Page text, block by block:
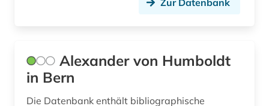
components (1)
Zur Datenbank
Alexander von Humboldt
in Bern
Die Datenbank enthält bibliographische